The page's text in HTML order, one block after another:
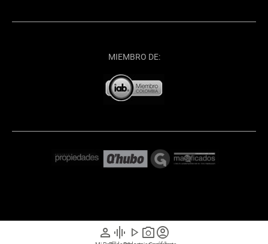
person graphic_eq play_arrow photo_cameraaccount_circle
MIEMBRO DE: